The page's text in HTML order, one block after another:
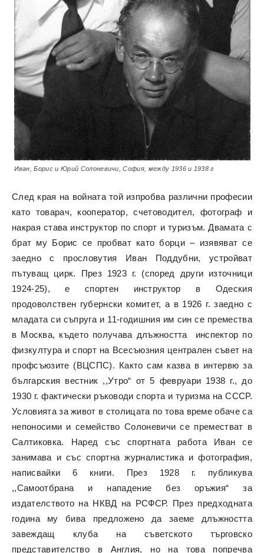
Иван, Борис и Юрий Солоневичи, София, между 1936 и 1938 г
След края на войната той изпробва различни професии
като товарач, кооператор, счетоводител, фотограф и
накрая става инструктор по спорт и туризъм. Двамата с
брат му Борис се пробват като борци – изявяват се
заедно с прословутия Иван Поддубни, устройват
пътуващ цирк. През 1923 г. (според други източници
1924-25), е спортен инструктор в Одеския
продоволствен губернски комитет, а в 1926 г. заедно с
младата си съпруга и 11-годишния им син се премества
в Москва, където получава длъжността инспектор по
физкултура и спорт на Всесъюзния централен съвет на
профсъюзите (ВЦСПС). Както сам казва в интервю за
българския вестник ,,Утро“ от 5 февруари 1938 г., до
1930 г. фактически ръководи спорта и туризма на СССР.
Условията за живот в столицата по това време обаче са
непоносими и семейство Солоневичи се преместват в
Салтиковка. Наред със спортната работа Иван се
занимава и със спортна журналистика и фотография,
написвайки 6 книги. През 1928 г. публикува
,,Самоотбрана и нападение без оръжия“ за
издателството на НКВД на РСФСР. През предходната
година му бива предложено да заеме длъжността
завеждащ клуба на съветското търговско
представителство в Англия, но на това попречва